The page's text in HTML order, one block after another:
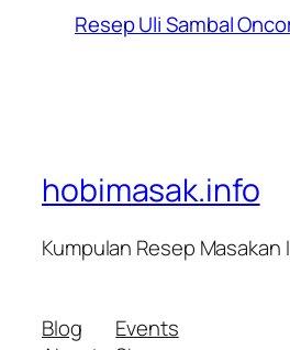
Resep Uli Sambal
hobimasak.info
Kumpulan Resep Masakan
Blog
Events